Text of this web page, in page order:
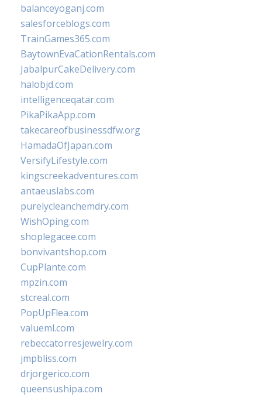
balanceyoganj.com
salesforceblogs.com
TrainGames365.com
BaytownEvaCationRentals.com
JabalpurCakeDelivery.com
halobjd.com
intelligenceqatar.com
PikaPikaApp.com
takecareofbusinessdfw.org
HamadaOfJapan.com
VersifyLifestyle.com
kingscreekadventures.com
antaeuslabs.com
purelycleanchemdry.com
WishOping.com
shoplegacee.com
bonvivantshop.com
CupPlante.com
mpzin.com
stcreal.com
PopUpFlea.com
valueml.com
rebeccatorresjewelry.com
jmpbliss.com
drjorgerico.com
queensushipa.com